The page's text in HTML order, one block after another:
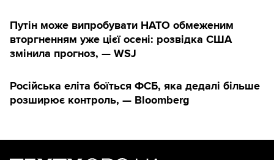
Путін може випробувати НАТО обмеженим
вторгненням уже цієї осені: розвідка США
змінила прогноз, — WSJ
Російська еліта боїться ФСБ, яка дедалі більше
розширює контроль, — Bloomberg